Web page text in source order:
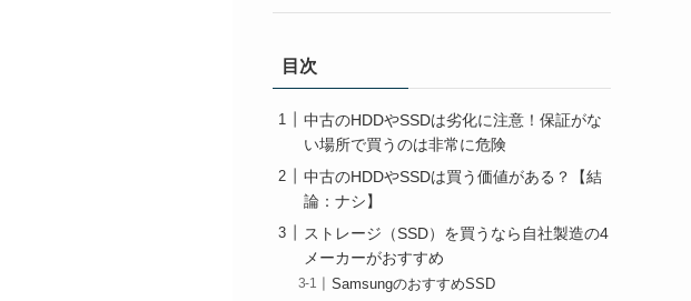
目次
中古のHDDやSSDは劣化に注意！保証がな
い場所で買うのは非常に危険
中古のHDDやSSDは買う価値がある？【結
論：ナシ】
ストレージ（SSD）を買うなら自社製造の4
メーカーがおすすめ
SamsungのおすすめSSD